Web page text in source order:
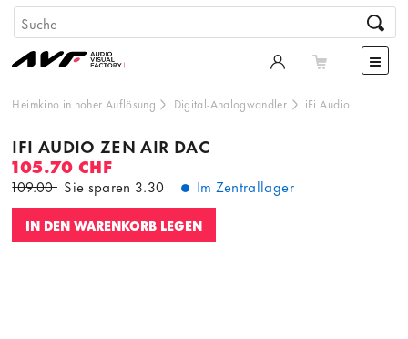
Heimkino in hoher Auflösung Digital-Analogwandler iFi Audio
IFI AUDIO ZEN AIR DAC
105.70 CHF
109.00 Sie sparen 3.30 Im Zentrallager
IN DEN WARENKORB LEGEN